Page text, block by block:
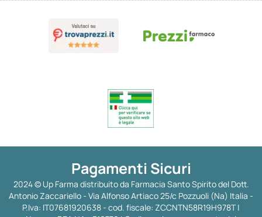
Pagamenti Sicuri
2024 © Up Farma distribuito da Farmacia Santo Spirito del Dott.
Antonio Zaccariello - Via Alfonso Artiaco 25/c Pozzuoli (Na) Italia -
P.Iva: IT07681920638 - cod. fiscale: ZCCNTN58R19H978T |